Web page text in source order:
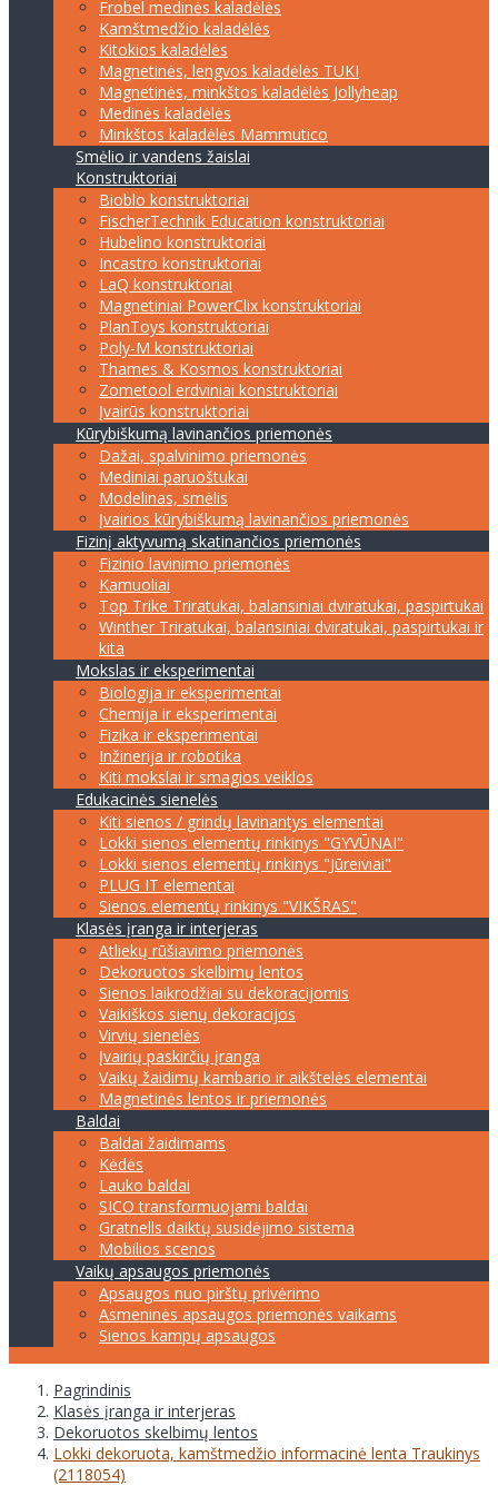
Frobel medinės kaladėlės
Kamštmedžio kaladėlės
Kitokios kaladėlės
Magnetinės, lengvos kaladėlės TUKI
Magnetinės, minkštos kaladėlės Jollyheap
Medinės kaladėlės
Minkštos kaladėlės Mammutico
Smėlio ir vandens žaislai
Konstruktoriai
Bioblo konstruktoriai
FischerTechnik Education konstruktoriai
Hubelino konstruktoriai
Incastro konstruktoriai
LaQ konstruktoriai
Magnetiniai PowerClix konstruktoriai
PlanToys konstruktoriai
Poly-M konstruktoriai
Thames & Kosmos konstruktoriai
Zometool erdviniai konstruktoriai
Įvairūs konstruktoriai
Kūrybiškumą lavinančios priemonės
Dažai, spalvinimo priemonės
Mediniai paruoštukai
Modelinas, smėlis
Įvairios kūrybiškumą lavinančios priemonės
Fizinį aktyvumą skatinančios priemonės
Fizinio lavinimo priemonės
Kamuoliai
Top Trike Triratukai, balansiniai dviratukai, paspirtukai
Winther Triratukai, balansiniai dviratukai, paspirtukai ir
kita
Mokslas ir eksperimentai
Biologija ir eksperimentai
Chemija ir eksperimentai
Fizika ir eksperimentai
Inžinerija ir robotika
Kiti mokslai ir smagios veiklos
Edukacinės sienelės
Kiti sienos / grindų lavinantys elementai
Lokki sienos elementų rinkinys "GYVŪNAI"
Lokki sienos elementų rinkinys "Jūreiviai"
PLUG IT elementai
Sienos elementų rinkinys "VIKŠRAS"
Klasės įranga ir interjeras
Atliekų rūšiavimo priemonės
Dekoruotos skelbimų lentos
Sienos laikrodžiai su dekoracijomis
Vaikiškos sienų dekoracijos
Virvių sienelės
Įvairių paskirčių įranga
Vaikų žaidimų kambario ir aikštelės elementai
Magnetinės lentos ir priemonės
Baldai
Baldai žaidimams
Kėdės
Lauko baldai
SICO transformuojami baldai
Gratnells daiktų susidėjimo sistema
Mobilios scenos
Vaikų apsaugos priemonės
Apsaugos nuo pirštų privėrimo
Asmeninės apsaugos priemonės vaikams
Sienos kampų apsaugos
Pagrindinis
Klasės įranga ir interjeras
Dekoruotos skelbimų lentos
Lokki dekoruota, kamštmedžio informacinė lenta Traukinys
(2118054)